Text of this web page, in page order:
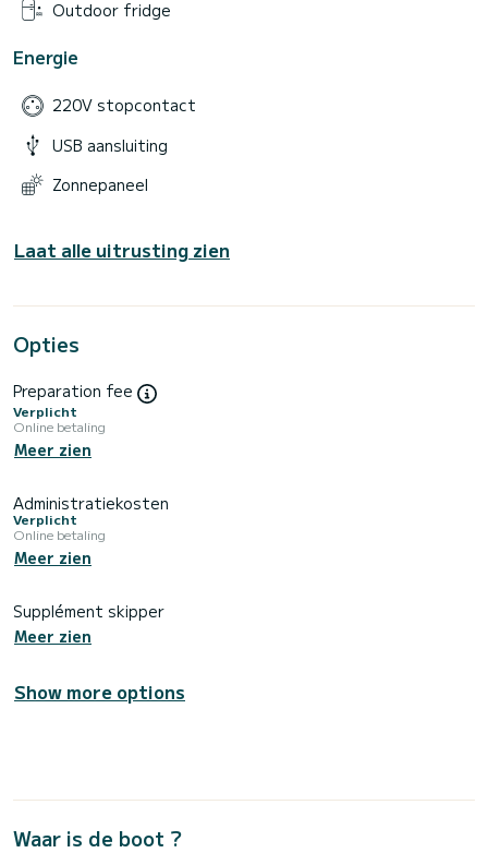
Outdoor fridge
Energie
220V stopcontact
USB aansluiting
Zonnepaneel
Laat alle uitrusting zien
Opties
Preparation fee
Verplicht
Online betaling
Meer zien
Administratiekosten
Verplicht
Online betaling
Meer zien
Supplément skipper
Meer zien
Show more options
Waar is de boot ?